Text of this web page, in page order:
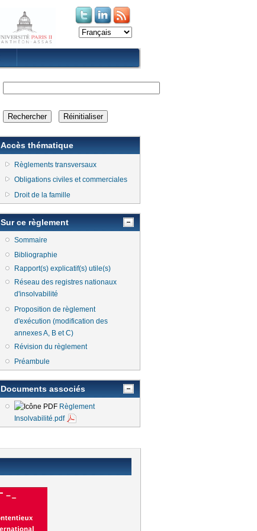
(le lien est externe)
(le lien est externe)
Accès thématique
Règlements transversaux
Obligations civiles et commerciales
Droit de la famille
Sur ce règlement
Sommaire
Bibliographie
Rapport(s) explicatif(s) utile(s)
Réseau des registres nationaux
d'insolvabilité
Proposition de règlement
d'exécution (modification des
annexes A, B et C)
Révision du règlement
Préambule
Documents associés
Règlement
Insolvabilité.pdf